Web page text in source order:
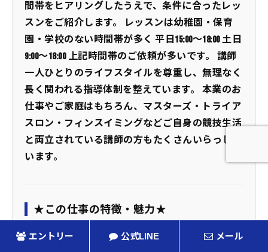
間帯をヒアリングしたうえで、条件に合ったレッ
スンをご紹介します。 レッスンは幼稚園・保育
園・学校のない時間帯が多く 平日15:00～18:00 土日
9:00～18:00 上記時間帯のご依頼が多いです。 講師
一人ひとりのライフスタイルを尊重し、無理なく
長く関われる指導体制を整えています。 本業のお
仕事やご家庭はもちろん、マスターズ・トライア
スロン・フィンスイミングなどご自身の競技生活
と両立されている講師の方もたくさんいらっしゃ
います。
★この仕事の特徴・魅力★
なかい水泳予備校のレッスンは、完全個別指導が
エントリー 公式LINE メール